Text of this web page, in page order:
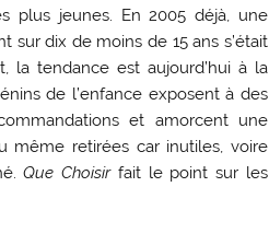
plus jeunes. En 2005 déjà, une
sur dix de moins de 15 ans s’était
la tendance est aujourd’hui à la
de l’enfance exposent à des
et amorcent une
même retirées car inutiles, voire
Que Choisirfait le point sur les